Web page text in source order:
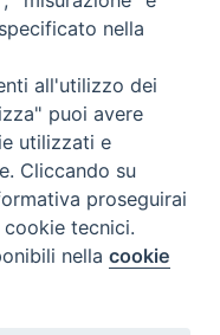
nella
all'utilizzo dei
puoi avere
utilizzati e
Cliccando su
proseguirai
tecnici.
nellacookie